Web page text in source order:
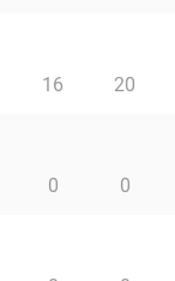
16 20
0 0